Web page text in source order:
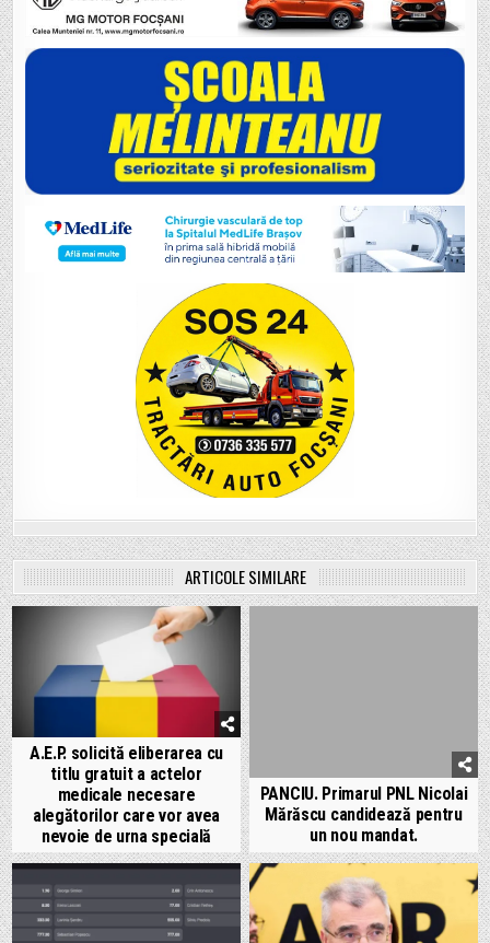
ARTICOLE SIMILARE
A.E.P. solicită eliberarea cu
titlu gratuit a actelor
medicale necesare
alegătorilor care vor avea
nevoie de urna specială
PANCIU. Primarul PNL Nicolai
Mărăscu candidează pentru
un nou mandat.